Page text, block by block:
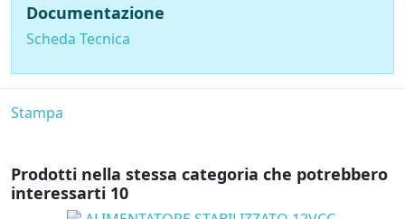
Documentazione
Scheda Tecnica
Stampa
Prodotti nella stessa categoria che potrebbero
interessarti 10